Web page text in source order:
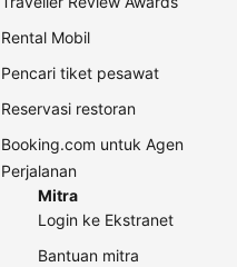
Rental Mobil
Pencari tiket pesawat
Reservasi restoran
Booking.com untuk Agen
Perjalanan
Mitra
Login ke Ekstranet
Bantuan mitra